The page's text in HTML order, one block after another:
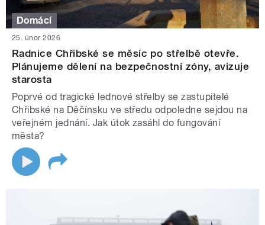
Domácí
25. únor 2026
Radnice Chřibské se měsíc po střelbě otevře.
Plánujeme dělení na bezpečnostní zóny, avizuje
starosta
Poprvé od tragické lednové střelby se zastupitelé
Chřibské na Děčínsku ve středu odpoledne sejdou na
veřejném jednání. Jak útok zasáhl do fungování
města?